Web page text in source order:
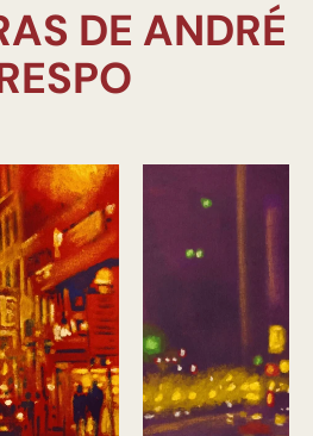
DE ANDRÉ